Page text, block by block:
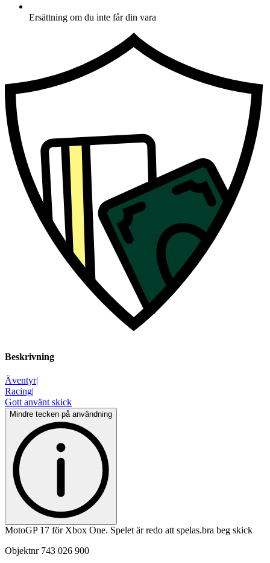
Ersättning om du inte får din vara
Beskrivning
Äventyr|
Racing|
Gott använt skick
Mindre tecken på användning
MotoGP 17 för Xbox One. Spelet är redo att spelas.bra beg skick
Objektnr 743 026 900